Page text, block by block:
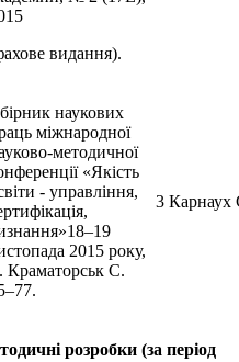
видання).
наукових
міжнародної
методичної
«Якість
- управління,
2015 року,
Краматорськ С.
3 Карнаух
розробки (за період